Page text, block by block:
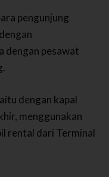
pengunjung
dengan pesawat
dengan kapal
menggunakan
rental dari Terminal